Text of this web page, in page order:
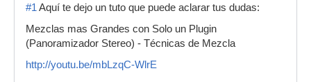
#1 Aquí te dejo un tuto que puede aclarar tus dudas:
Mezclas mas Grandes con Solo un Plugin
(Panoramizador Stereo) - Técnicas de Mezcla
http://youtu.be/mbLzqC-WlrE